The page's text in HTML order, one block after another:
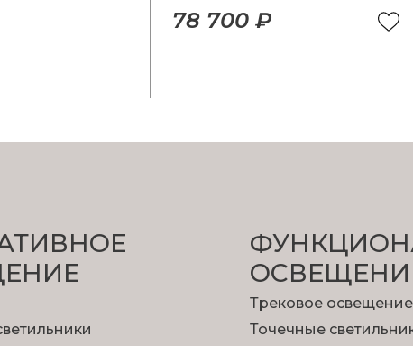
ручной работы
78 700 ₽
Трековое освещение
Точечные